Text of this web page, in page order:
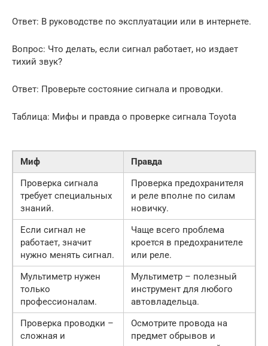
Ответ: В руководстве по эксплуатации или в интернете.
Вопрос: Что делать, если сигнал работает, но издает
тихий звук?
Ответ: Проверьте состояние сигнала и проводки.
Таблица: Мифы и правда о проверке сигнала Toyota
Миф
Правда
Проверка сигнала
требует специальных
знаний.
Проверка предохранителя
и реле вполне по силам
новичку.
Если сигнал не
работает, значит
нужно менять сигнал.
Чаще всего проблема
кроется в предохранителе
или реле.
Мультиметр нужен
только
профессионалам.
Мультиметр – полезный
инструмент для любого
автовладельца.
Проверка проводки –
сложная и
Осмотрите провода на
предмет обрывов и